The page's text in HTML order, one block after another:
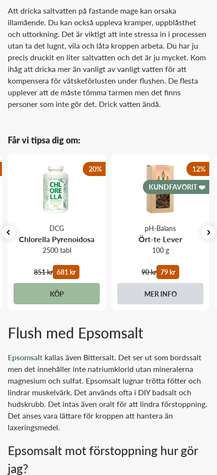
Att dricka saltvatten på fastande mage kan orsaka
illamående. Du kan också uppleva kramper, uppblåsthet
och uttorkning. Det är viktigt att inte stressa in i processen
utan ta det lugnt, vila och låta kroppen arbeta. Du har ju
precis druckit en liter saltvatten och det är ju mycket. Kom
ihåg att dricka mer än vanligt av vanligt vatten för att
kompensera för vätskeförlusten under flushen. De flesta
upplever att de måste tömma tarmen men det finns
personer som inte gör det. Drick vatten ändå.
Får vi tipsa dig om:
DCG
Chlorella Pyrenoidosa
2500 tabl
851 kr 681 kr
KÖP
20%
pH-Balans
Ört-te Lever
100 g
90 kr 79 kr
MER INFO
12%
KUNDFAVORIT ❤️
Flush med Epsomsalt
Epsomsalt kallas även Bittersalt. Det ser ut som bordssalt
men det innehåller inte natriumklorid utan mineralerna
magnesium och sulfat. Epsomsalt lugnar trötta fötter och
lindrar muskelvärk. Det används ofta i DIY badsalt och
hudskrubb. Det intas även oralt för att lindra förstoppning.
Det anses vara lättare för kroppen att hantera än
laxeringsmedel.
Epsomsalt mot förstoppning hur gör
jag?